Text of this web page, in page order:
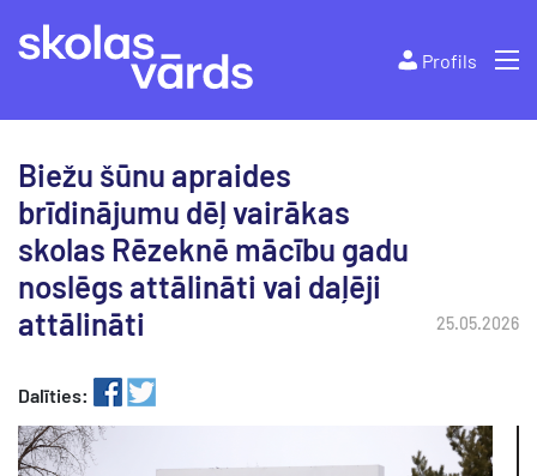
Profils
Biežu šūnu apraides
brīdinājumu dēļ vairākas
skolas Rēzeknē mācību gadu
noslēgs attālināti vai daļēji
attālināti
25.05.2026
Dalīties: